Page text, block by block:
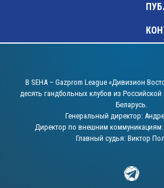
В SEHA – Gazprom League «Дивизион
десять гандбольных клубов из
Беларусь.
Генеральный директор:
Директор по внешним
Главный судья: Виктор